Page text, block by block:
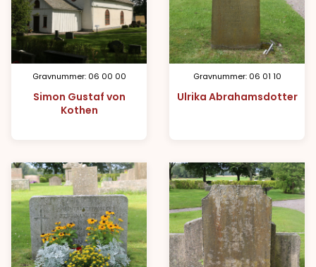
Gravnummer: 06 00 00
Simon Gustaf von
Kothen
Gravnummer: 06 01 10
Ulrika Abrahamsdotter